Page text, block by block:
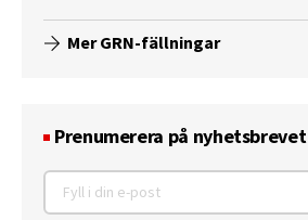
Mer GRN-fällningar
Prenumerera på nyhetsbrevet